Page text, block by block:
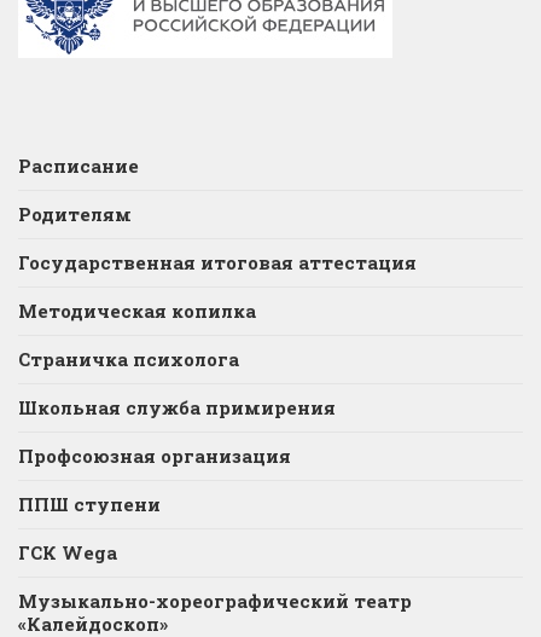
Расписание
Родителям
Государственная итоговая аттестация
Методическая копилка
Страничка психолога
Школьная служба примирения
Профсоюзная организация
ППШ ступени
ГСК Wega
Музыкально-хореографический театр
«Калейдоскоп»